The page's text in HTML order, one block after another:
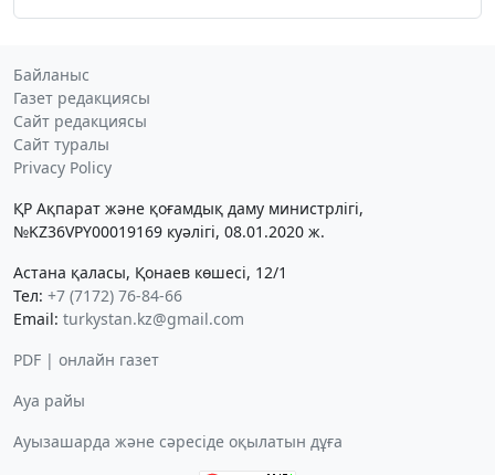
Байланыс
Газет редакциясы
Сайт редакциясы
Сайт туралы
Privacy Policy
ҚР Ақпарат және қоғамдық даму министрлігі,
№KZ36VPY00019169 куәлігі, 08.01.2020 ж.
Астана қаласы, Қонаев көшесі, 12/1
Тел: +7 (7172) 76-84-66
Email: turkystan.kz@gmail.com
PDF | онлайн газет
Ауа райы
Ауызашарда және сәресіде оқылатын дұға